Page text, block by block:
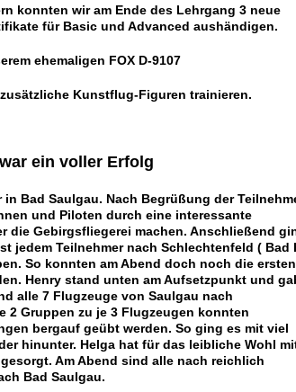
konnten wir am Ende des Lehrgang 3 neue
für Basic und Advanced aushändigen.
ehemaligen FOX D-9107
Kunstflug-Figuren trainieren.
ein voller Erfolg
Bad Saulgau. Nach Begrüßung der
und Piloten durch eine interessante
die Gebirgsfliegerei machen. Anschließend
jedem Teilnehmer nach Schlechtenfeld ( Bad
So konnten am Abend doch noch die ersten
Henry stand unten am Aufsetzpunkt und
alle 7 Flugzeuge von Saulgau nach
2 Gruppen zu je 3 Flugzeugen konnten
bergauf geübt werden. So ging es mit viel
hinunter. Helga hat für das leibliche Wohl
Am Abend sind alle nach reichlich
Bad Saulgau.